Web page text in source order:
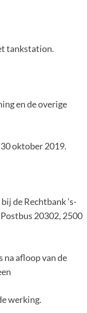
tankstation.
en de overige
oktober 2019.
de Rechtbank ’s-
20302, 2500
afloop van de
werking.